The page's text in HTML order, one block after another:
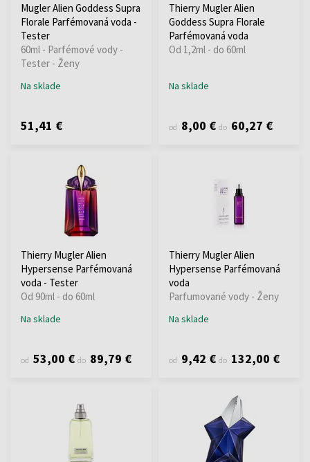
Mugler Alien Goddess Supra
Florale Parfémovaná voda -
Tester
60ml - Parfémové vody -
Tester - Ženy
Na sklade
51,41 €
Thierry Mugler Alien
Goddess Supra Florale
Parfémovaná voda
Od 1,2ml - do 60ml
Na sklade
od 8,00 € do 60,27 €
Thierry Mugler Alien
Hypersense Parfémovaná
voda - Tester
Od 90ml - do 60ml
Na sklade
od 53,00 € do 89,79 €
Thierry Mugler Alien
Hypersense Parfémovaná
voda
Parfumované vody - Ženy
Na sklade
od 9,42 € do 132,00 €